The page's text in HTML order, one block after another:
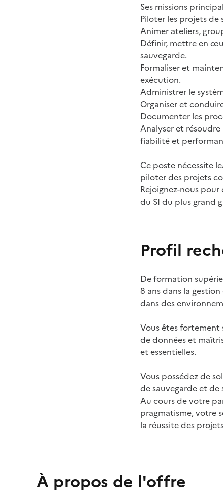
Ses missions
Piloter les projets de
Animer ateliers,
Définir, mettre en
sauvegarde.
Formaliser et
exécution.
Administrer le
Organiser et
Documenter les
Analyser et
fiabilité et
Ce poste nécessite
piloter des projets
Rejoignez-nous
du SI du plus grand
Profil
De formation
8 ans dans la
dans des
Vous êtes fortement
de données et
et essentielles.
Vous possédez de
de sauvegarde et de
Au cours de votre
pragmatisme, votre
la réussite des
À propos de l'offre